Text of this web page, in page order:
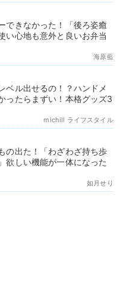
できなかった！「後ろ姿癒
い心地も意外と良いお弁当
海原藍
ベル出せるの！？ハンドメ
ったらまずい！本格グッズ3
michill ライフスタイル
の出た！「わざわざ持ち歩
欲しい機能が一体になった
如月せり